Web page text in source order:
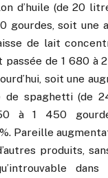
d’huile (de 20
gourdes, soit une
de lait
de 1 680 à
soit une
de spaghetti (de
à 1 450
Pareille
produits,